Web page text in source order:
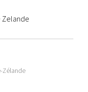
Zelande
Zélande